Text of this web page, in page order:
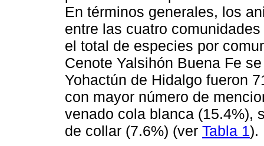
En términos generales, los
entre las cuatro
el total de especies por
Cenote Yalsihón Buena Fe
Yohactún de Hidalgo fueron
con mayor número de
venado cola blanca (15.4%),
de collar (7.6%) (ver Tabla 1).